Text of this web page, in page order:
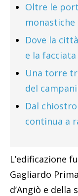
Oltre le
monastiche
Dove la
e la facciata
Una torre
del
Dal
continua a
L’edificazione
Gagliardo
d’Angiò e della